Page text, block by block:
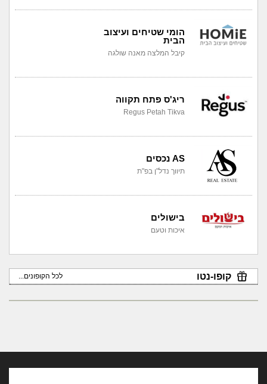
הומי שטיחים ועיצוב
הבית
קיבל המלצה מאנה שולגה
ריג'ס פתח תקווה
Regus Petah Tikva
AS נכסים
תיווך נדל"ן בפ"ת
בישולים
איכות וטעם
קופו-נטו לכל הקופונים...